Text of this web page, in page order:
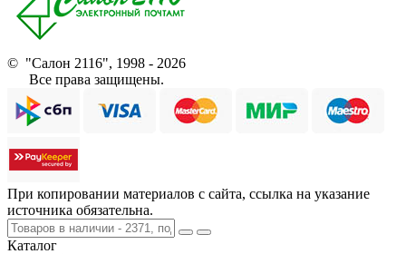
© "Салон 2116", 1998 - 2026
Все права защищены.
При копировании материалов с сайта, ссылка на указание
источника обязательна.
Каталог